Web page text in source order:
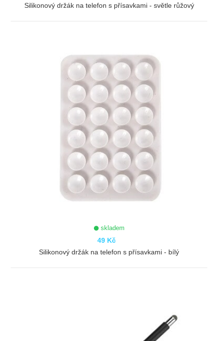
Silikonový držák na telefon s přísavkami - světle růžový
skladem
49 Kč
Silikonový držák na telefon s přísavkami - bílý